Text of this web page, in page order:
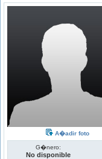
A�adir foto
G�nero:
No disponible